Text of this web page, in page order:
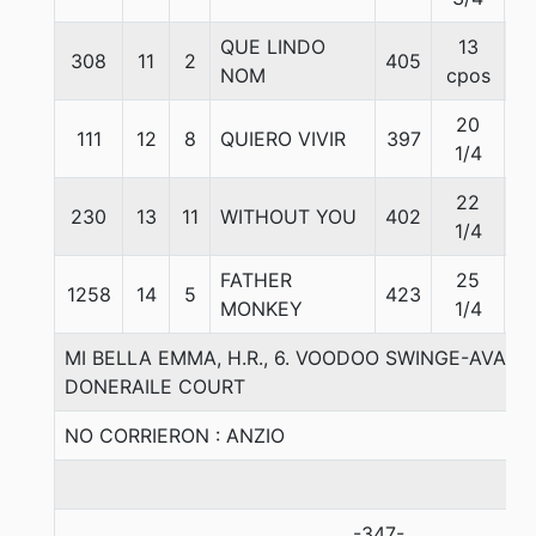
308 11 2
QUE LINDO
NOM
405
13
cpos
111 12 8 QUIERO VIVIR 397
20
1/4
230 13 11 WITHOUT YOU 402
22
1/4
1258 14 5
FATHER
MONKEY
423
25
1/4
MI BELLA EMMA, H.R., 6. VOODOO SWINGE-
DONERAILE COURT
NO CORRIERON : ANZIO